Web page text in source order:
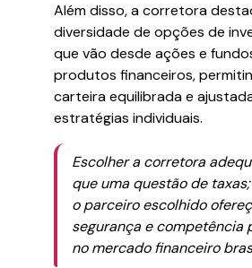
Além disso, a corretora
diversidade de opções de
que vão desde ações e
produtos financeiros,
carteira equilibrada e
estratégias individuais.
Escolher a corretora
que uma questão de
o parceiro escolhido
segurança e competência
no mercado financeiro